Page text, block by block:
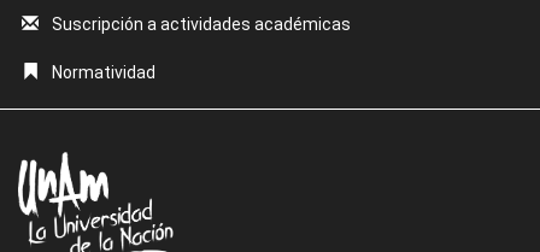
Suscripción a actividades académicas
Normatividad